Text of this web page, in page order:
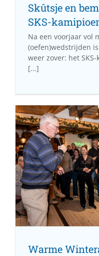
Skûtsje en
SKS-
Na een voorjaar vol
(oefen)wedstrijden
weer zover: het
[...]
Warme